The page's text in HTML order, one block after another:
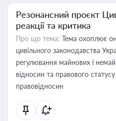
Резонансний проєкт
реакції та критика
Про що тема: Тема охоплює
цивільного законодавства
регулювання майнових і
відносин та правового
правовідносин